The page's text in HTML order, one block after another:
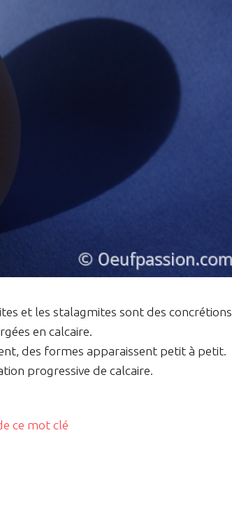
et les stalagmites sont des concrétions
en calcaire.
des formes apparaissent petit à petit.
progressive de calcaire.
ce mot clé